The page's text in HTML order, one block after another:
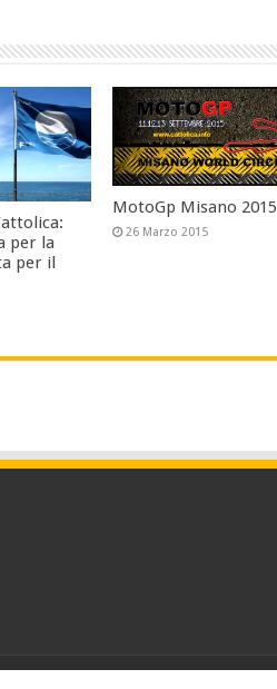
per la
per il
MotoGp Misano 2015
26 Marzo 2015